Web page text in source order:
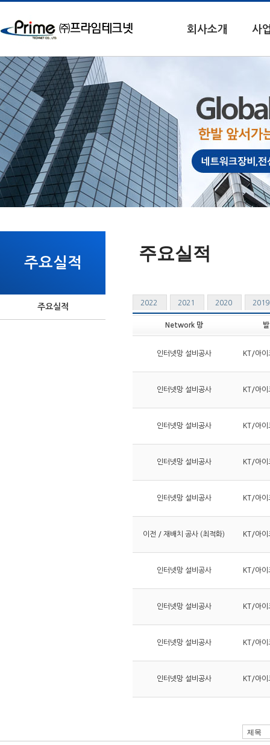
회사소개 사
주요실적
주요실적
주요실적
2022 2021 2020
Network 망
인터넷망 설비공사 KT/아이
인터넷망 설비공사 KT/아이
인터넷망 설비공사 KT/아이
인터넷망 설비공사 KT/아이
인터넷망 설비공사 KT/아이
이전 / 재배치 공사 (최적화) KT/아이
인터넷망 설비공사 KT/아이
인터넷망 설비공사 KT/아이
인터넷망 설비공사 KT/아이
인터넷망 설비공사 KT/아이